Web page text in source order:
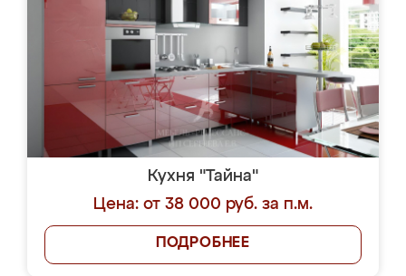
Кухня "Тайна"
Цена: от 38 000 руб. за п.м.
ПОДРОБНЕЕ